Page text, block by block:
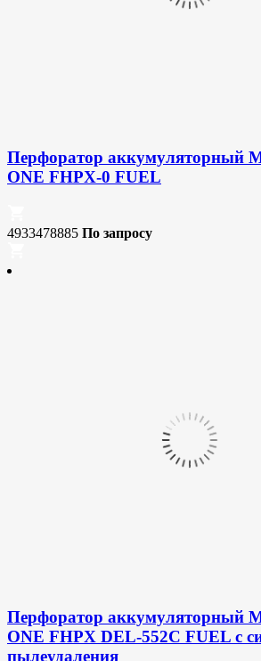
Перфоратор аккумуляторный
ONE FHPX-0 FUEL
4933478885 По запросу
Перфоратор аккумуляторный
ONE FHPX DEL-552C FUEL с
пылеудаления